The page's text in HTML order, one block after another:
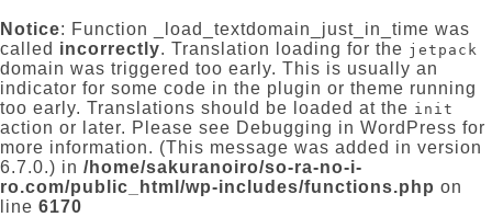
Notice: Function _load_textdomain_just_in_time was
called incorrectly. Translation loading for the jetpack
domain was triggered too early. This is usually an
indicator for some code in the plugin or theme running
too early. Translations should be loaded at the init
action or later. Please see Debugging in WordPress for
more information. (This message was added in version
6.7.0.) in /home/sakuranoiro/so-ra-no-i-
ro.com/public_html/wp-includes/functions.php on
line 6170